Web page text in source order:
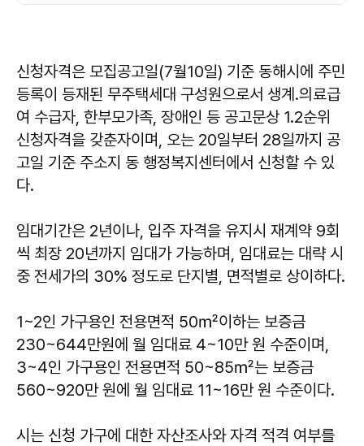
신청자격은 모집공고일(7월10일) 기준 동해시에 주민
등록이 등재된 무주택세대 구성원으로서 생계․의료급
여 수급자, 한부모가족, 장애인 등 공고문상 1․2순위
신청자격을 갖춘자이며, 오는 20일부터 28일까지 공
고일 기준 주소지 동 행정복지센터에서 신청할 수 있
다.
임대기간은 2년이나, 입주 자격을 유지시 재계약 9회
씩 최장 20년까지 임대가 가능하며, 임대료는 대략 시
중 전세가의 30% 정도로 단지별, 면적별로 상이하다.
1~2인 가구용인 전용면적 50㎡이하는 보증금
230~644만원에 월 임대료 4~10만 원 수준이며,
3~4인 가구용인 전용면적 50~85㎡는 보증금
560~920만 원에 월 임대료 11~16만 원 수준이다.
시는 신청 가구에 대한 자산조사와 자격 적격 여부를